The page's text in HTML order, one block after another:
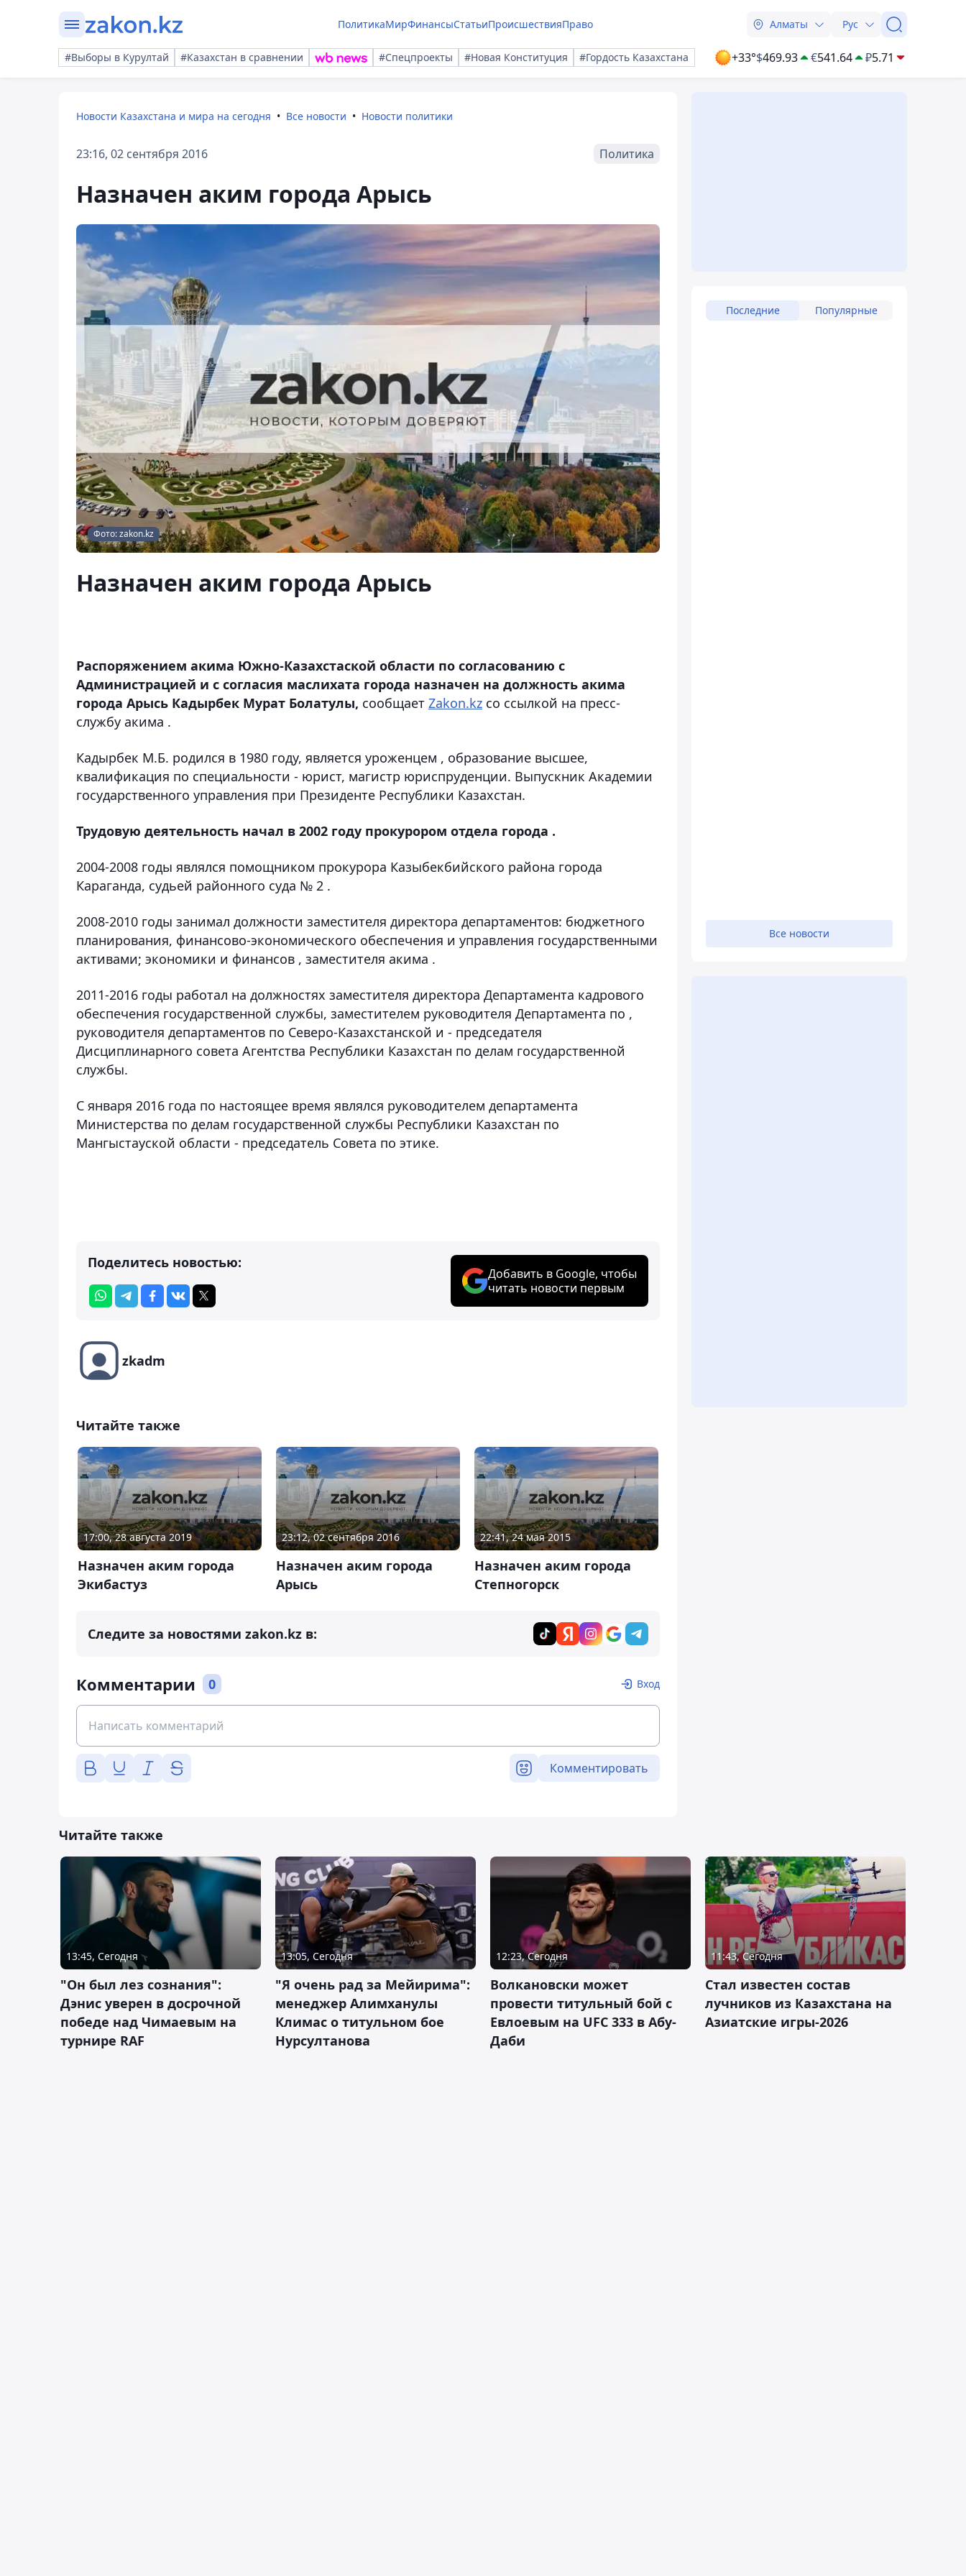
ПолитикаМирФинансыСтатьиПроисшествияПраво Алматы Рус
#Выборы в Курултай #Казахстан в сравнении #Спецпроекты #Новая Конституция #Гордость Казахстана +33°$469.93 €541.64 ₽5.71
Новости Казахстана и мира на сегодня Все новости Новости политики
23:16, 02 сентября 2016 Политика
Назначен аким города Арысь
Фото: zakon.kz
Назначен аким города Арысь
Распоряжением акима Южно-Казахстаской области по согласованию с
Администрацией и с согласия маслихата города назначен на должность акима
города Арысь Кадырбек Мурат Болатулы, сообщает Zakon.kz со ссылкой на пресс-
службу акима .
Кадырбек М.Б. родился в 1980 году, является уроженцем , образование высшее,
квалификация по специальности - юрист, магистр юриспруденции. Выпускник Академии
государственного управления при Президенте Республики Казахстан.
Трудовую деятельность начал в 2002 году прокурором отдела города .
2004-2008 годы являлся помощником прокурора Казыбекбийского района города
Караганда, судьей районного суда № 2 .
2008-2010 годы занимал должности заместителя директора департаментов: бюджетного
планирования, финансово-экономического обеспечения и управления государственными
активами; экономики и финансов , заместителя акима .
2011-2016 годы работал на должностях заместителя директора Департамента кадрового
обеспечения государственной службы, заместителем руководителя Департамента по ,
руководителя департаментов по Северо-Казахстанской и - председателя
Дисциплинарного совета Агентства Республики Казахстан по делам государственной
службы.
С января 2016 года по настоящее время являлся руководителем департамента
Министерства по делам государственной службы Республики Казахстан по
Мангыстауской области - председатель Совета по этике.
Поделитесь новостью:
Добавить в Google, чтобы
читать новости первым
zkadm
Читайте также
17:00, 28 августа 2019
Назначен аким города
Экибастуз
23:12, 02 сентября 2016
Назначен аким города
Арысь
22:41, 24 мая 2015
Назначен аким города
Степногорск
Следите за новостями zakon.kz в:
Комментарии 0 Вход
Комментировать
Последние Популярные
Все новости
Читайте также
13:45, Сегодня
"Он был лез сознания":
Дэнис уверен в досрочной
победе над Чимаевым на
турнире RAF
13:05, Сегодня
"Я очень рад за Мейирима":
менеджер Алимханулы
Климас о титульном бое
Нурсултанова
12:23, Сегодня
Волкановски может
провести титульный бой с
Евлоевым на UFC 333 в Абу-
Даби
11:43, Сегодня
Стал известен состав
лучников из Казахстана на
Азиатские игры-2026